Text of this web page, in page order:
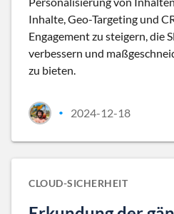
Inhalte, Geo-Targeting und
Engagement zu steigern, die
verbessern und
zu bieten.
• 2024-12-18
CLOUD-SICHERHEIT